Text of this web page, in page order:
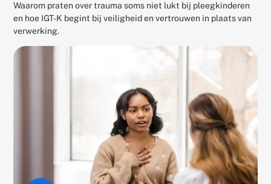
Waarom praten over trauma soms niet lukt bij pleegkinderen
en hoe IGT-K begint bij veiligheid en vertrouwen in plaats van
verwerking.